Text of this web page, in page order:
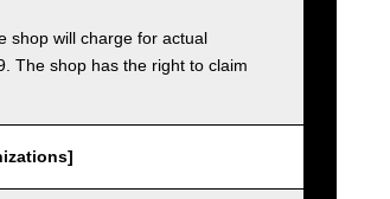
shop will charge for actual
The shop has the right to claim